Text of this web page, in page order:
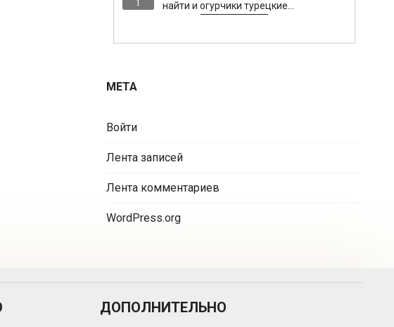
1 найти и огурчики турецкие…
МЕТА
Войти
Лента записей
Лента комментариев
WordPress.org
ДОПОЛНИТЕЛЬНО